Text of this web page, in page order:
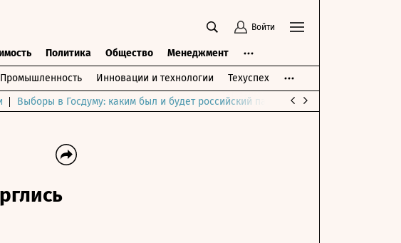
Войти
Политика Общество Менеджмент
Промышленность Инновации и технологии Техуспех
Выборы в Госдуму: каким был и будет российский парламент